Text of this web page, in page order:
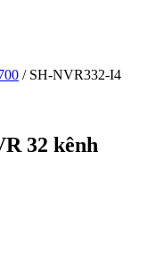
/ SH-NVR332-I4
32 kênh